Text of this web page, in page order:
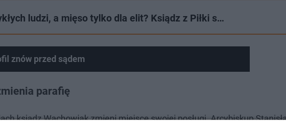
ludzi, a mięso tylko dla elit? Ksiądz z Piłki s…
znów przed sądem
parafię
ksiądz Wachowiak zmieni miejsce swojej posługi. Arcybiskup